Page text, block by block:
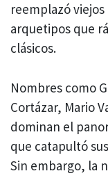
reemplazó
arquetipos que
clásicos.
Nombres como
Cortázar, Mario
dominan el
que catapultó
Sin embargo, la